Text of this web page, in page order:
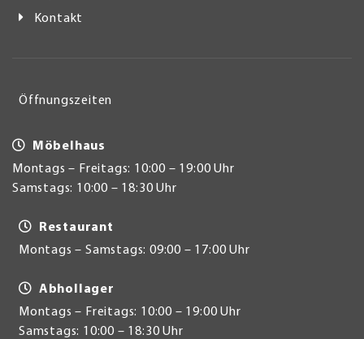
Kontakt
Öffnungszeiten
Möbelhaus
Montags – Freitags: 10:00 – 19:00 Uhr
Samstags: 10:00 – 18:30 Uhr
Restaurant
Montags – Samstags: 09:00 – 17:00 Uhr
Abhollager
Montags – Freitags: 10:00 – 19:00 Uhr
Samstags: 10:00 – 18:30 Uhr